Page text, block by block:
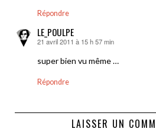
Répondre
LE_POULPE
dit :
21 avril 2011 à 15 h 57 min
super bien vu même …
Répondre
LAISSER UN